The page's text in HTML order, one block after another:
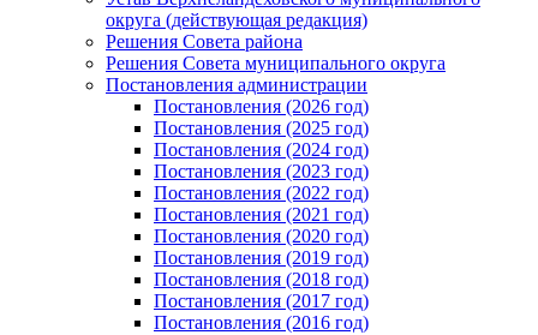
округа (действующая редакция)
Решения Совета района
Решения Совета муниципального округа
Постановления администрации
Постановления (2026 год)
Постановления (2025 год)
Постановления (2024 год)
Постановления (2023 год)
Постановления (2022 год)
Постановления (2021 год)
Постановления (2020 год)
Постановления (2019 год)
Постановления (2018 год)
Постановления (2017 год)
Постановления (2016 год)